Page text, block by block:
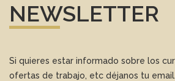
NEWSLETTER
Si quieres estar informado sobre los
ofertas de trabajo, etc déjanos tu